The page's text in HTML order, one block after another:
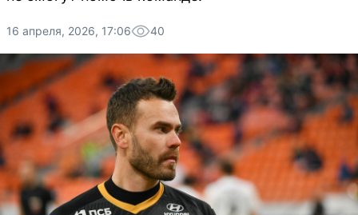
16 апреля, 2026, 17:06 40